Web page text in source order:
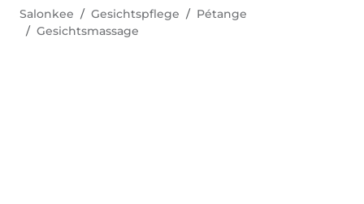
Salonkee Gesichtspflege
Pétange
Gesichtsmassage